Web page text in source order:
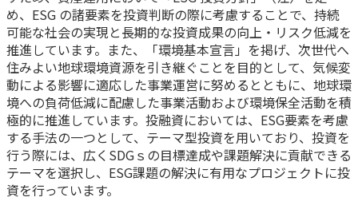
ラジオ体操・みんなの体操
ラジオ体操ポータルサイト
かんぽジャンクション
め、ESG の諸要素を投資判断の際に考慮することで、持続
可能な社会の実現と長期的な投資成果の向上・リスク低減を
推進しています。また、「環境基本宣言」を掲げ、次世代へ
住みよい地球環境資源を引き継ぐことを目的として、気候変
動による影響に適応した事業運営に努めるとともに、地球環
境への負荷低減に配慮した事業活動および環境保全活動を積
極的に推進しています。投融資においては、ESG要素を考慮
する手法の一つとして、テーマ型投資を用いており、投資を
行う際には、広くSDGｓの目標達成や課題解決に貢献できる
テーマを選択し、ESG課題の解決に有用なプロジェクトに投
資を行っています。